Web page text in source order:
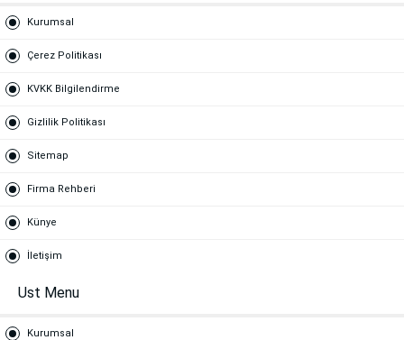
Kurumsal
Çerez Politikası
KVKK Bilgilendirme
Gizlilik Politikası
Sitemap
Firma Rehberi
Künye
İletişim
Ust Menu
Kurumsal